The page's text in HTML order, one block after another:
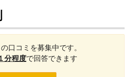
口コミを募集中です。
分程度で回答できます